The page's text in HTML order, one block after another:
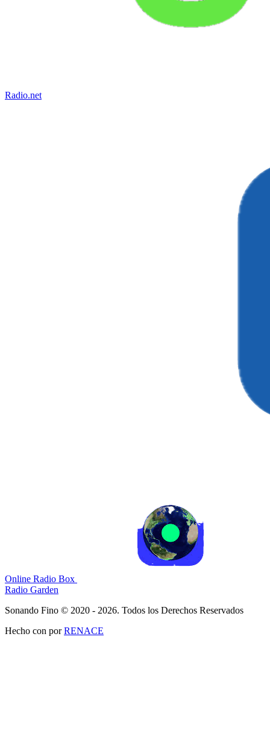
Radio.net
Online Radio Box
Radio Garden
Sonando Fino © 2020 - 2026. Todos los Derechos Reservados
Hecho con porRENACE